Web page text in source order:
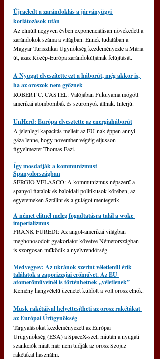
Újraéledt a zarándoklás a járványügyi
korlátozások után
Az elmúlt negyven évben exponenciálisan növekedett a
zarándokok száma a világban. Ennek tudatában a
Magyar Turisztikai Ügynökség kezdeményezte a Mária
út, azaz Közép-Európa zarándokútjának felújítását.
A Nyugat elveszítette ezt a háborút, még akkor is,
ha az oroszok nem győznek
ROBERT C. CASTEL: Valójában Fukuyama mögött
amerikai atombombák és szuronyok állnak. Interjú.
UnHerd: Európa elvesztette az energiaháborút
A jelenlegi kapacitás mellett az EU-nak éppen annyi
gáza lenne, hogy november végéig eljusson –
figyelmeztet Thomas Fazi.
Így mosdatják a kommunizmust
Spanyolországban
SERGIO VELASCO: A kommunizmus népszerű a
spanyol fiatalok és baloldali politikusok körében, az
egyetemeken Sztálint és a gulágot mentegetik.
A német elitnél meleg fogadtatásra talál a woke
imperializmus
FRANK FÜREDI: Az angol-amerikai világban
meghonosodott gyakorlatot követve Németországban
is szorgosan működik a nyelvrendőrség.
Medvegyev: Az ukránok szerint véletlenül érik
találatok a zaporizzsjai erőművet. Az EU
atomerőműveinél is történhetnek „véletlenek”
Kemény hangvételű üzenetet küldött a volt orosz elnök.
Musk rakétáival helyettesítheti az orosz rakétákat
az Európai Űrügynökség
Tárgyalásokat kezdeményezett az Európai
Űrügynökség (ESA) a SpaceX-szel, miután a nyugati
szankciók miatt már nem tudják az orosz Szojuz
rakétákat használni.